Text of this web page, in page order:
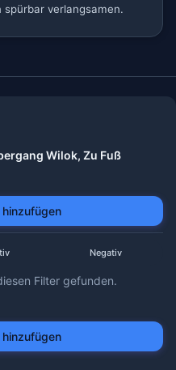
verlangsamen.
Wilok, Zu Fuß
Negativ
Filter gefunden.